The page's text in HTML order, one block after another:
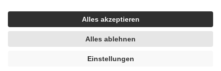
Einholung von Bewertungen. Trusted Shops hat Maßnahmen
getroffen, um sicherzustellen, dass es sich um echte Bewertungen
handelt. Mehr Informationen findest du hier:
https://help.etrusted.com/hc/de/articles/4419944605341